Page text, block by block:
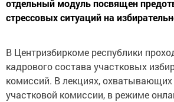
отдельный модуль посвящен
стрессовых ситуаций на
В Центризбиркоме республики
кадрового состава участковых
комиссий. В лекциях,
участковой комиссии, в режиме